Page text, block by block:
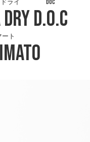
ライ
D.O.C
DOC
ート